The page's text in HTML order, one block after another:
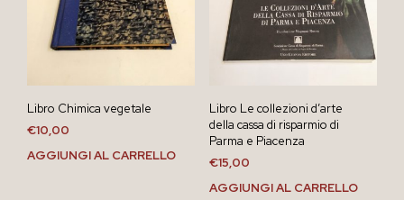
Libro Chimica vegetale
€10,00
AGGIUNGI AL CARRELLO
Libro Le collezioni d’arte
della cassa di risparmio di
Parma e Piacenza
€15,00
AGGIUNGI AL CARRELLO